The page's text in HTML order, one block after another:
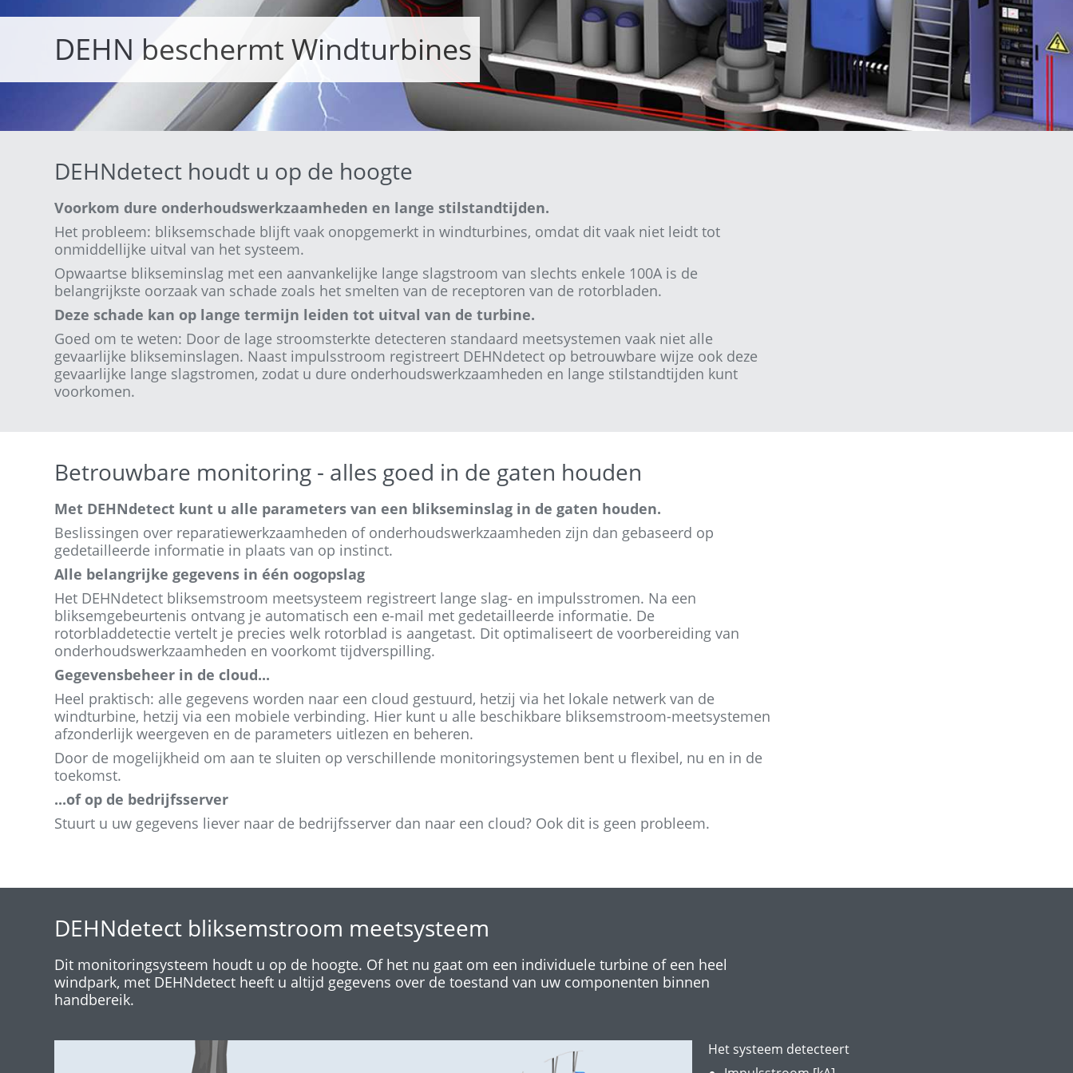
DEHN beschermt Windturbines
DEHNdetect houdt u op de hoogte
Voorkom dure onderhoudswerkzaamheden en lange stilstandtijden.
Het probleem: bliksemschade blijft vaak onopgemerkt in windturbines, omdat dit vaak niet leidt tot
onmiddellijke uitval van het systeem.
Opwaartse blikseminslag met een aanvankelijke lange slagstroom van slechts enkele 100A is de
belangrijkste oorzaak van schade zoals het smelten van de receptoren van de rotorbladen.
Deze schade kan op lange termijn leiden tot uitval van de turbine.
Goed om te weten: Door de lage stroomsterkte detecteren standaard meetsystemen vaak niet alle
gevaarlijke blikseminslagen. Naast impulsstroom registreert DEHNdetect op betrouwbare wijze ook deze
gevaarlijke lange slagstromen, zodat u dure onderhoudswerkzaamheden en lange stilstandtijden kunt
voorkomen.
Betrouwbare monitoring - alles goed in de gaten houden
Met DEHNdetect kunt u alle parameters van een blikseminslag in de gaten houden.
Beslissingen over reparatiewerkzaamheden of onderhoudswerkzaamheden zijn dan gebaseerd op
gedetailleerde informatie in plaats van op instinct.
Alle belangrijke gegevens in één oogopslag
Het DEHNdetect bliksemstroom meetsysteem registreert lange slag- en impulsstromen. Na een
bliksemgebeurtenis ontvang je automatisch een e-mail met gedetailleerde informatie. De
rotorbladdetectie vertelt je precies welk rotorblad is aangetast. Dit optimaliseert de voorbereiding van
onderhoudswerkzaamheden en voorkomt tijdverspilling.
Gegevensbeheer in de cloud...
Heel praktisch: alle gegevens worden naar een cloud gestuurd, hetzij via het lokale netwerk van de
windturbine, hetzij via een mobiele verbinding. Hier kunt u alle beschikbare bliksemstroom-meetsystemen
afzonderlijk weergeven en de parameters uitlezen en beheren.
Door de mogelijkheid om aan te sluiten op verschillende monitoringsystemen bent u flexibel, nu en in de
toekomst.
...of op de bedrijfsserver
Stuurt u uw gegevens liever naar de bedrijfsserver dan naar een cloud? Ook dit is geen probleem.
DEHNdetect bliksemstroom meetsysteem
Dit monitoringsysteem houdt u op de hoogte. Of het nu gaat om een individuele turbine of een heel
windpark, met DEHNdetect heeft u altijd gegevens over de toestand van uw componenten binnen
handbereik.
Het systeem detecteert